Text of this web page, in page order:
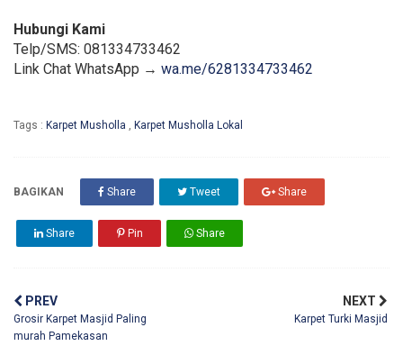
Hubungi Kami
Telp/SMS: 081334733462
Link Chat WhatsApp → wa.me/6281334733462
Tags : Karpet Musholla , Karpet Musholla Lokal
BAGIKAN Share Tweet Share
Share Pin Share
PREV
Grosir Karpet Masjid Paling
murah Pamekasan
NEXT
Karpet Turki Masjid